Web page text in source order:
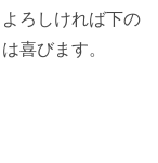
ろしければ下の
喜びます。